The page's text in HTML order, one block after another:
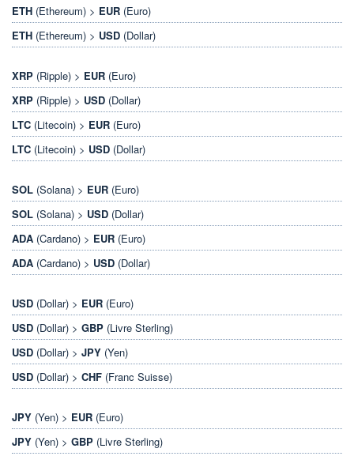
ETH (Ethereum) > EUR (Euro)
ETH (Ethereum) > USD (Dollar)
XRP (Ripple) > EUR (Euro)
XRP (Ripple) > USD (Dollar)
LTC (Litecoin) > EUR (Euro)
LTC (Litecoin) > USD (Dollar)
SOL (Solana) > EUR (Euro)
SOL (Solana) > USD (Dollar)
ADA (Cardano) > EUR (Euro)
ADA (Cardano) > USD (Dollar)
USD (Dollar) > EUR (Euro)
USD (Dollar) > GBP (Livre Sterling)
USD (Dollar) > JPY (Yen)
USD (Dollar) > CHF (Franc Suisse)
JPY (Yen) > EUR (Euro)
JPY (Yen) > GBP (Livre Sterling)